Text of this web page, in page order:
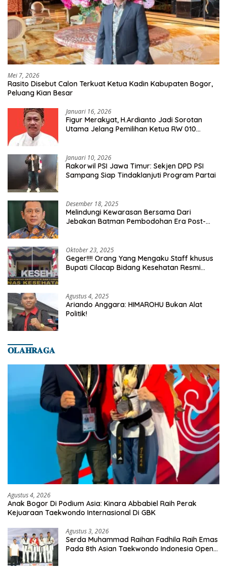
Mei 7, 2026
Rasito Disebut Calon Terkuat Ketua Kadin Kabupaten Bogor,
Peluang Kian Besar
Januari 16, 2026
Figur Merakyat, H.Ardianto Jadi Sorotan
Utama Jelang Pemilihan Ketua RW 010
Januari 10, 2026
Rakorwil PSI Jawa Timur: Sekjen DPD PSI
Sampang Siap Tindaklanjuti Program Partai
Desember 18, 2025
Melindungi Kewarasan Bersama Dari
Jebakan Batman Pembodohan Era Post-
Oktober 23, 2025
Geger!!!! Orang Yang Mengaku Staff khusus
Bupati Cilacap Bidang Kesehatan Resmi
Agustus 4, 2025
Ariando Anggara: HIMAROHU Bukan Alat
Politik!
𝐎𝐋𝐀𝐇𝐑𝐀𝐆𝐀
Agustus 4, 2026
Anak Bogor Di Podium Asia: Kinara Abbabiel Raih Perak
Kejuaraan Taekwondo Internasional Di GBK
Agustus 3, 2026
Serda Muhammad Raihan Fadhila Raih Emas
Pada 8th Asian Taekwondo Indonesia Open